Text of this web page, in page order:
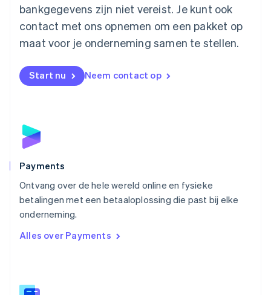
bankgegevens zijn niet vereist. Je kunt ook
contact met ons opnemen om een pakket op
maat voor je onderneming samen te stellen.
Start nu Neem contact op
Payments
Ontvang over de hele wereld online en fysieke
betalingen met een betaaloplossing die past bij elke
onderneming.
Alles over Payments
Mexico
Nederland
NederlandsEnglish
English
Noorwegen
Polen
English
Português
English
Singapore
English简体中文
EnglishItaliano
Español